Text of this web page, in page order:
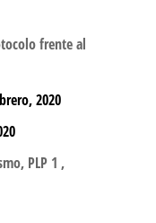
frente al
2020
PLP 1 ,